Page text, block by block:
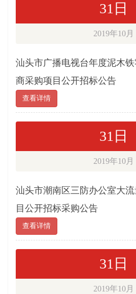
31日
2019年10月
汕头市广播电视台年度泥木
商采购项目公开招标公告
查看详情
31日
2019年10月
汕头市潮南区三防办公室大
目公开招标采购公告
查看详情
31日
2019年10月